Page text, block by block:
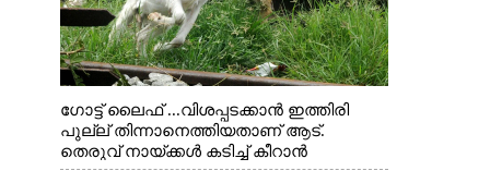
ഗോട്ട് ലൈഫ് ...വിശപ്പടക്കാൻ ഇത്തിരി
പുല്ല് തിന്നാനെത്തിയതാണ് ആട്.
തെരുവ് നായ്ക്കൾ കടിച്ച് കീറാൻ
വന്നതോടെ വയറിന്റെ ആന്തൽ മറന്ന്